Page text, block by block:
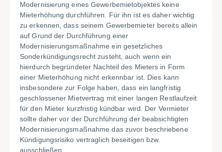
Modernisierung eines Gewerbemietobjektes keine
Mieterhöhung durchführen. Für ihn ist es daher wichtig
zu erkennen, dass seinem Gewerbemieter bereits allein
auf Grund der Durchführung einer
Modernisierungsmaßnahme ein gesetzliches
Sonderkündigungsrecht zusteht, auch wenn ein
hierdurch begründeter Nachteil des Mieters in Form
einer Mieterhöhung nicht erkennbar ist. Dies kann
insbesondere zur Folge haben, dass ein langfristig
geschlossener Mietvertrag mit einer langen Restlaufzeit
für den Mieter kurzfristig kündbar wird. Der Vermieter
sollte daher vor der Durchführung der beabsichtigten
Modernisierungsmaßnahme das zuvor beschriebene
Kündigungsrisiko vertraglich beseitigen bzw.
ausschließen.